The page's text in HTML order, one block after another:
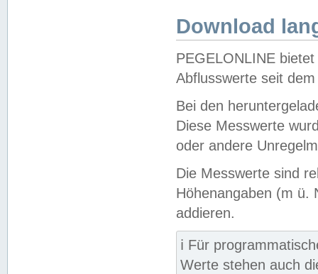
Download
PEGELONLINE
Abflusswerte seit
Bei den
Diese Messwerte
oder andere
Die Messwerte sind
Höhenangaben (m ü.
addieren.
ℹ️ Für
Werte stehen auch